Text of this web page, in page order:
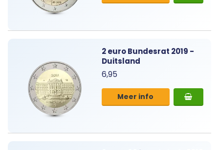
2 euro Bundesrat 2019 -
Duitsland
6,95
Meer info